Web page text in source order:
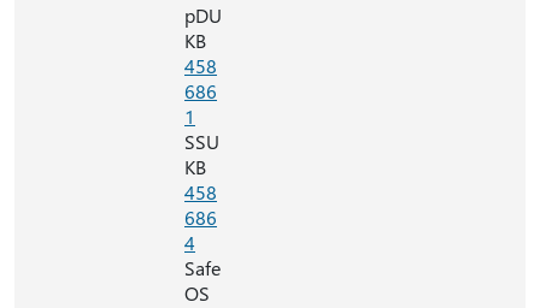
pDU
KB
458
686
1
SSU
KB
458
686
4
Safe
OS